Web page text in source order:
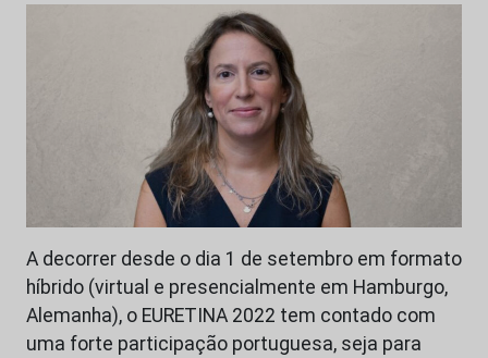
A decorrer desde o dia 1 de setembro em formato
híbrido (virtual e presencialmente em Hamburgo,
Alemanha), o EURETINA 2022 tem contado com
uma forte participação portuguesa, seja para